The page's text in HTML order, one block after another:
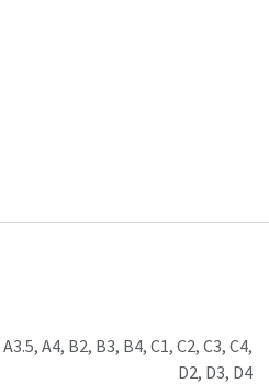
A3.5, A4, B2, B3, B4, C1, C2, C3, C4,
D2, D3, D4